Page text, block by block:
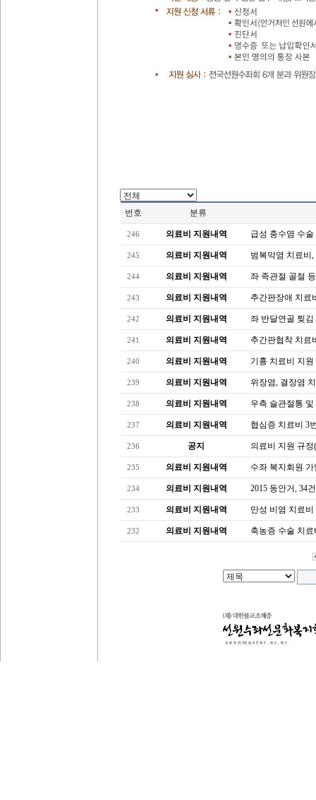
번호 분류
246 의료비 지원내역 급성 충수염 수
245 의료비 지원내역 범복막염 치료비
244 의료비 지원내역 좌 족관절 골절
243 의료비 지원내역 추간판장애 치료
242 의료비 지원내역 좌 반달연골 찢
241 의료비 지원내역 추간판협착 치료
240 의료비 지원내역 기흉 치료비 지원
239 의료비 지원내역 위장염, 결장염
238 의료비 지원내역 우측 슬관절통
237 의료비 지원내역 협심증 치료비 3
236 공지 의료비 지원 규정
235 의료비 지원내역 수좌 복지회원 가
234 의료비 지원내역 2015 동안거, 34
233 의료비 지원내역 만성 비염 치료비
232 의료비 지원내역 축농증 수술 치료